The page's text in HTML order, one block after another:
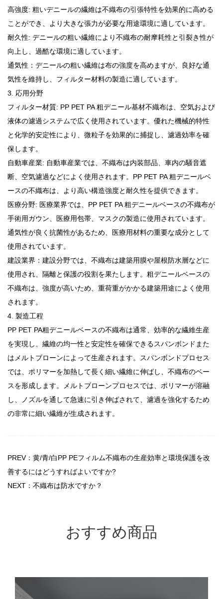
高強度: 粗いデニールの繊維は不織布の引張特性を効果的に高める
ことができ、より大きな張力が必要な用途環境に適しています。
耐久性: デニールの粗い繊維により不織布の耐摩耗性と引裂き性が
向上し、過酷な環境に適しています。
通気性：デニールの粗い繊維は布の強度を高めますが、良好な通
気性を維持し、フィルター材料の製造に適しています。
3. 応用分野
フィルター材質: PP PET PA 粗デニール基材不織布は、空気および
液体の濾過システムで広く使用されています。優れた機械的特性
と化学的安定性により、微粒子を効果的に捕捉し、濾過効率を確
保します。
自動車産業: 自動車産業では、不織布は内装部品、車内の騒音遮
断、空気濾過などによく使用されます。PP PET PA 粗デニールベ
ースの不織布は、より高い構造強度と耐久性を提供できます。
医療分野: 医療業界では、PP PET PA 粗デニールベースの不織布が
手術用ガウン、医療用包帯、マスクの製造に使用されています。
通気性が良く抗菌性があるため、医療用材料の重要な成分として
使用されています。
建設業界：建設分野では、不織布は建築用膜や屋根防水層などに
使用され、隔離と保護の役割を果たします。粗デニールベースの
不織布は、強度が高いため、重荷重がかかる建築用途によく使用
されます。
4. 製造工程
PP PET PA粗デニールベースの不織布は通常、効率的な繊維生産
を実現し、繊維の均一性と安定性を確保できるスパンボンドまた
はメルトブローンによって生産されます。スパンボンドプロセス
では、ポリマーを加熱して長く細い繊維に伸ばし、不織布のベー
スを形成します。メルトブローンプロセスでは、ポリマーが溶融
し、ノズルを通して急速に引き伸ばされて、濾過を強化するため
の非常に細い繊維が生成されます。
PREV：黄/青/白PP PEフィルム不織布の生産効率と環境保護を改
善するにはどうすればよいですか?
NEXT：不織布は防水ですか？
おすすめ商品